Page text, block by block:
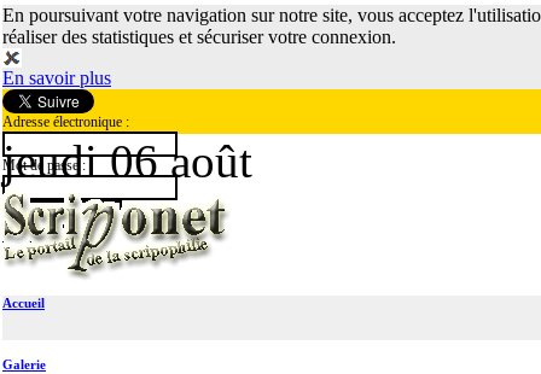
En poursuivant votre navigation sur notre site, vous acceptez
réaliser des statistiques et sécuriser votre connexion.
En savoir plus
Adresse électronique :
Mot de passe :
jeudi 06 août
Accueil
Galerie